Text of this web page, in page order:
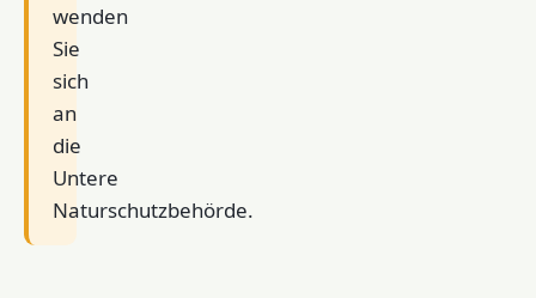
wenden
Sie
sich
an
die
Untere
Naturschutzbehörde.